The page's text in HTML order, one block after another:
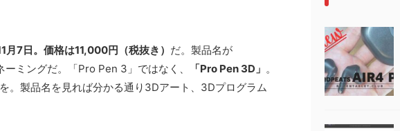
月7日。価格は11,000円（税抜き） だ。製品名が
ミングだ。「Pro Pen 3」ではなく、 「Pro Pen 3D」 。
。製品名を見れば分かる通り3Dアート、3Dプログラム